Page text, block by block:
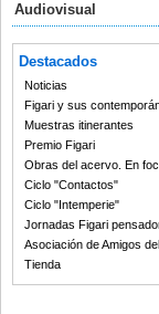
Audiovisual
Destacados
Noticias
Figari y sus
Muestras itinerantes
Premio Figari
Obras del acervo. En
Ciclo "Contactos"
Ciclo "Intemperie"
Jornadas Figari
Asociación de Amigos
Tienda